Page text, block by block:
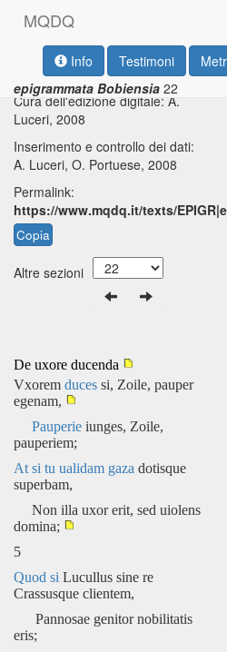
MQDQ
Info Testimoni
epigrammata Bobiensia 22
Testo base di riferimento: W.
Speyer, 1963
Cura dell'edizione digitale: A.
Luceri, 2008
Inserimento e controllo dei dati:
A. Luceri, O. Portuese, 2008
Permalink:
https://www.mqdq.it/texts/
Copia
Altre sezioni
De uxore ducenda
Vxorem duces si, Zoile, pauper
egenam,
Pauperie iunges, Zoile,
pauperiem;
At si tu ualidam gaza dotisque
superbam,
Non illa uxor erit, sed uiolens
domina;
5
Quod si Lucullus sine re
Crassusque clientem,
Pannosae genitor nobilitatis
eris;
vid.